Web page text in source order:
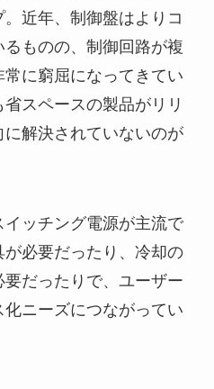
近年、制御盤はよりコ
ものの、制御回路が複
に窮屈になってきてい
スペースの製品がリリ
解決されていないのが
イッチング電源が主流で
必要だったり、冷却の
だったりで、ユーザー
ニーズにつながってい